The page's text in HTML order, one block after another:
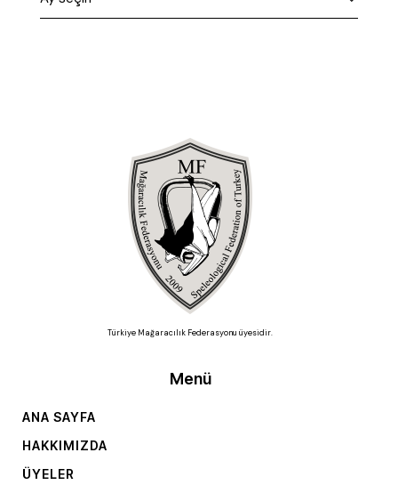
Türkiye Mağaracılık Federasyonu üyesidir.
Menü
ANA SAYFA
HAKKIMIZDA
ÜYELER